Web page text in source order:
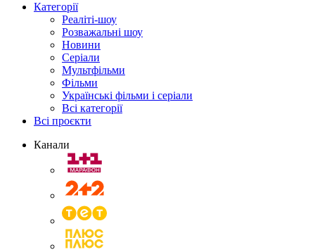
Категорії
Реаліті-шоу
Розважальні шоу
Новини
Серіали
Мультфільми
Фільми
Українські фільми і серіали
Всі категорії
Всі проєкти
Канали